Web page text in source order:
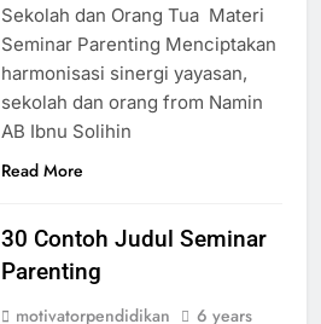
Sekolah dan Orang Tua Materi
Seminar Parenting Menciptakan
harmonisasi sinergi yayasan,
sekolah dan orang from Namin
AB Ibnu Solihin
Read More
30 Contoh Judul Seminar
Parenting
motivatorpendidikan
6 years